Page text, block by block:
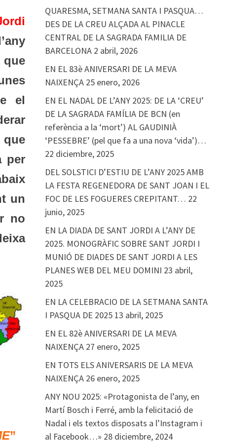
que
el
per
un
no
”
QUARESMA, SETMANA SANTA I PASQUA…
DES DE LA CREU ALÇADA AL PINACLE
CENTRAL DE LA SAGRADA FAMILIA DE
BARCELONA 2 abril, 2026
EN EL 83è ANIVERSARI DE LA MEVA
NAIXENÇA 25 enero, 2026
EN EL NADAL DE L’ANY 2025: DE LA ‘CREU’
DE LA SAGRADA FAMÍLIA DE BCN (en
referència a la ‘mort’) AL GAUDINIÀ
‘PESSEBRE’ (pel que fa a una nova ‘vida’)…
22 diciembre, 2025
DEL SOLSTICI D’ESTIU DE L’ANY 2025 AMB
LA FESTA REGENEDORA DE SANT JOAN I EL
FOC DE LES FOGUERES CREPITANT… 22
junio, 2025
EN LA DIADA DE SANT JORDI A L’ANY DE
2025. MONOGRÀFIC SOBRE SANT JORDI I
MUNIÓ DE DIADES DE SANT JORDI A LES
PLANES WEB DEL MEU DOMINI 23 abril,
2025
EN LA CELEBRACIO DE LA SETMANA SANTA
I PASQUA DE 2025 13 abril, 2025
EN EL 82è ANIVERSARI DE LA MEVA
NAIXENÇA 27 enero, 2025
EN TOTS ELS ANIVERSARIS DE LA MEVA
NAIXENÇA 26 enero, 2025
ANY NOU 2025: «Protagonista de l’any, en
Martí Bosch i Ferré, amb la felicitació de
Nadal i els textos disposats a l’Instagram i
al Facebook…» 28 diciembre, 2024